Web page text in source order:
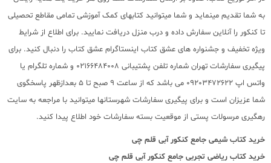
به شما تقدیم مینماید و شما میتوانید کتابهای کمک آموزشی تمامی مقاطع تحصیلی
تا کنکور را آنلاین سفارش داده و درب منزل دریافت نمایید. برای اطلاع از شرایط
ویژه تخفیف و جشنواره های عشق کتاب اینستاگرام عشق کتاب را دنبال کنید. برای
پیگیری سفارشات تهران شماره تلفن پشتیبانی 02166484008 و شماره تلگرام یا
واتس اپ 09203472622 می باشد که از ساعت 9 صبح تا 5 بعدازظهر پاسخگوی
شما عزیزان است و برای پیگیری سفارشات شهرستانها میتوانید با مراجعه به سایت
رهگیری مرسولات پستی از موقعیت بسته سفارشات خود اطلاع پیدا کنید.
خرید کتاب شیمی جامع کنکور آبی قلم چی
خرید کتاب ریاضی تجربی جامع کنکور آبی قلم چی